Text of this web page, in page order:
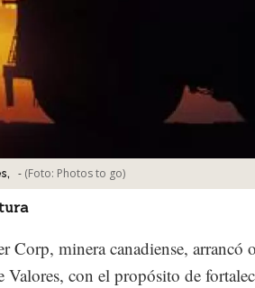
- (Foto: Photos to go)
Corp, minera canadiense, arrancó
Valores, con el propósito de